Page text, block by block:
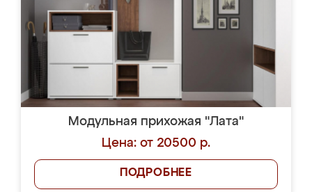
Модульная прихожая "Лата"
Цена: от 20500 р.
ПОДРОБНЕЕ